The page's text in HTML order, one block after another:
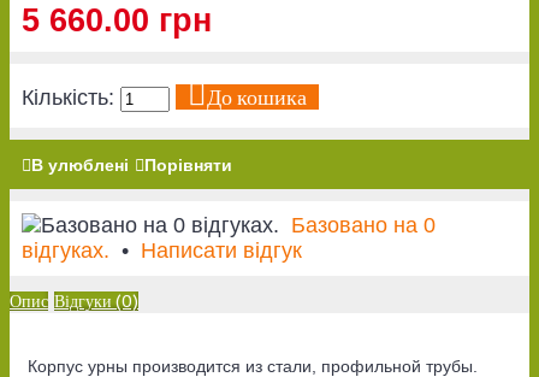
5 660.00 грн
Кількість: До кошика
В улюблені Порівняти
Базовано на 0
відгуках. • Написати відгук
Опис Відгуки (0)
Корпус урны производится из стали, профильной трубы.